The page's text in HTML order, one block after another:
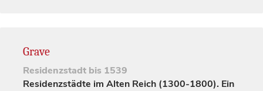
Grave
Residenzstadt bis 1539
Residenzstädte im Alten Reich (1300-1800). Ein